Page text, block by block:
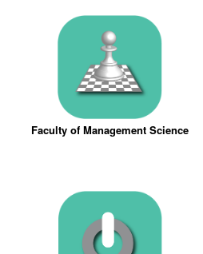
Faculty of Management Science